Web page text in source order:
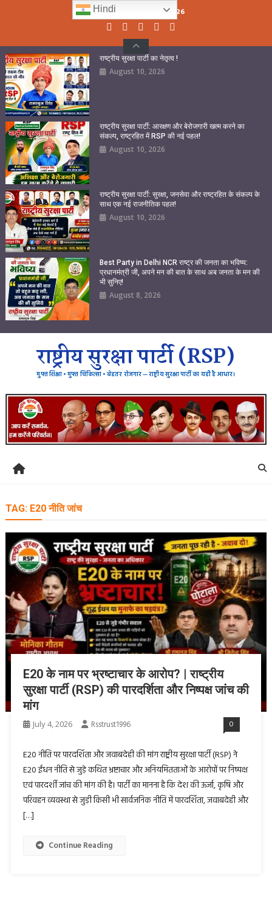
Monday, August 10, 2026
राष्ट्रीय सुरक्षा पार्टी का नेतृत्व !
August 10, 2026
राष्ट्रीय सुरक्षा पार्टी: आरक्षण और बेरोजगारी खत्म करने का
संकल्प, राष्ट्रहित में RSP की नई पहल!
August 10, 2026
राष्ट्रीय सुरक्षा पार्टी: सुरक्षा, जनसेवा और राष्ट्रहित के संकल्प के
साथ एक नई राजनीतिक पहल!
August 10, 2026
Best Party in Delhi NCR राष्ट्र की जनता का भविष्य:
प्रधानमंत्री जी, अपने मन की बात के साथ अब जनता के मन की
भी सुनिए!
August 8, 2026
राष्ट्रीय सुरक्षा पार्टी (RSP)
मुफ्त शिक्षा • मुफ्त चिकित्सा • बेहतर रोजगार — राष्ट्रीय सुरक्षा पार्टी का यही है आधार।
TAG: E20 नीति जांच
E20 के नाम पर भ्रष्टाचार के आरोप? | राष्ट्रीय
सुरक्षा पार्टी (RSP) की पारदर्शिता और निष्पक्ष जांच की
मांग
July 4, 2026 Rsstrust1996 0
E20 नीति पर पारदर्शिता और जवाबदेही की मांग राष्ट्रीय सुरक्षा पार्टी (RSP) ने
E20 ईंधन नीति से जुड़े कथित भ्रष्टाचार और अनियमितताओं के आरोपों पर निष्पक्ष
एवं पारदर्शी जांच की मांग की है। पार्टी का मानना है कि देश की ऊर्जा, कृषि और
परिवहन व्यवस्था से जुड़ी किसी भी सार्वजनिक नीति में पारदर्शिता, जवाबदेही और
[…]
Continue Reading
Hindi